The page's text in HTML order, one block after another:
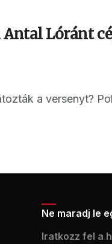
Lóránt
a versenyt?
Ne maradj le
Iratkozz fel a